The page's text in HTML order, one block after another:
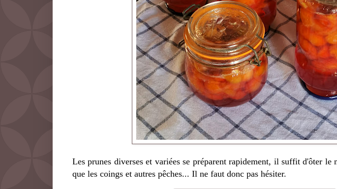
Les prunes diverses et variées se préparent rapidement, il suffit d'ôter le
que les coings et autres pêches... Il ne faut donc pas hésiter.